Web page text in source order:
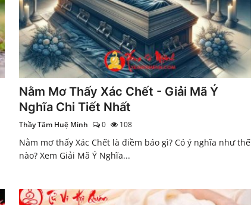
Nằm Mơ Thấy Xác Chết - Giải Mã Ý
Nghĩa Chi Tiết Nhất
Thầy Tâm Huệ Minh 0 108
Nằm mơ thấy Xác Chết là điềm báo gì? Có ý nghĩa như thế
nào? Xem Giải Mã Ý Nghĩa...